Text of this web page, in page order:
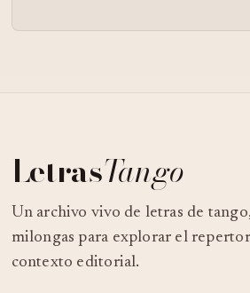
LetrasTango
Un archivo vivo de letras de
milongas para explorar el
contexto editorial.